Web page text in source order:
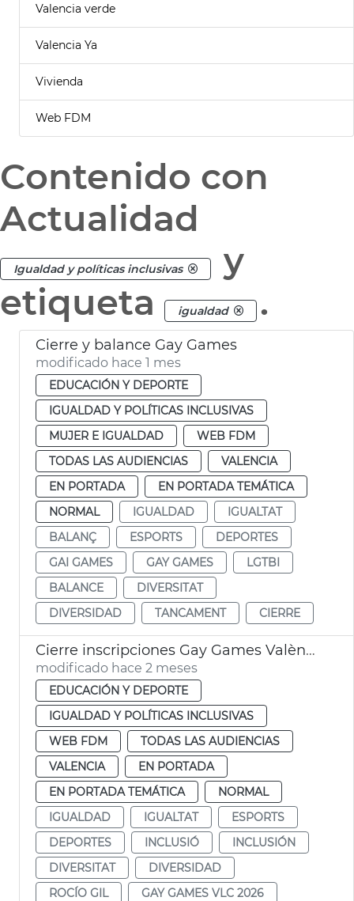
Valencia verde
Valencia Ya
Vivienda
Web FDM
Contenido con
Actualidad
Igualdad y políticas inclusivas
y
etiqueta
igualdad .
Cierre y balance Gay Games
modificado hace 1 mes
EDUCACIÓN Y DEPORTE
IGUALDAD Y POLÍTICAS INCLUSIVAS
MUJER E IGUALDAD
WEB FDM
TODAS LAS AUDIENCIAS
VALENCIA
EN PORTADA
EN PORTADA TEMÁTICA
NORMAL
IGUALDAD
IGUALTAT
BALANÇ
ESPORTS
DEPORTES
GAI GAMES
GAY GAMES
LGTBI
BALANCE
DIVERSITAT
DIVERSIDAD
TANCAMENT CIERRE
Cierre inscripciones Gay Games València 2026
modificado hace 2 meses
EDUCACIÓN Y DEPORTE
IGUALDAD Y POLÍTICAS INCLUSIVAS
WEB FDM
TODAS LAS AUDIENCIAS
VALENCIA
EN PORTADA
EN PORTADA TEMÁTICA
NORMAL
IGUALDAD
IGUALTAT
ESPORTS
DEPORTES
INCLUSIÓ
INCLUSIÓN
DIVERSITAT
DIVERSIDAD
ROCÍO GIL
GAY GAMES VLC 2026